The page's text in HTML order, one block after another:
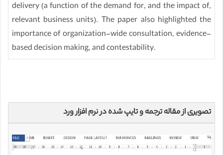
delivery (a function of the demand for, and the impact of,
relevant business units). The paper also highlighted the
importance of organization-wide consultation, evidence-
based decision making, and contestability.
تصویری از مقاله ترجمه و تایپ شده در نرم افزار ورد